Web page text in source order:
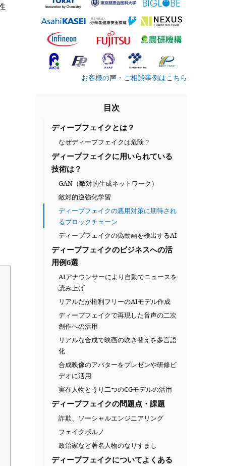
お客様の声・ご相談事例はこちら
目次
ディープフェイクとは？
なぜディープフェイクは危険？
ディープフェイクに用いられている
技術は？
GAN（敵対的生成ネットワーク）
敵対的逆強化学習
ディープフェイクの悪用対策に期待され
るブロックチェーン
ディープフェイクの偽動画を検出するAI
ディープフェイクのビジネスへの活
用例6選
AIアナウンサーにより自動でニュースを
読み上げ
リアルだが権利フリーのAIモデル作成
ディープフェイクで再現した音声の二次
創作への活用
リアルな合成で映画の吹き替えを多言語
化
合成映像のアバターをプレゼンや研修ビ
デオに活用
実在人物とうり二つのCGモデルの活用
ディープフェイクの問題点・課題
詐欺、ソーシャルエンジニアリング
フェイクポルノ
政治家など著名人物のなりすまし
ディープフェイクについてよくある